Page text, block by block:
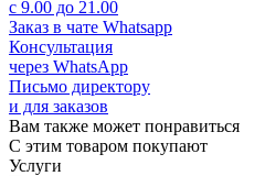
с 9.00 до 21.00
Заказ в чате Whatsapp
Консультация
через WhatsApp
Письмо директору
и для заказов
Вам также может понравиться
С этим товаром покупают
Услуги